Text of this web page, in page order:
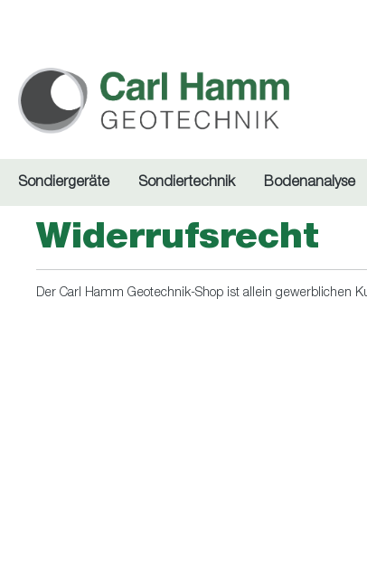
Sondiergeräte Sondiertechnik Bodenanalyse
Widerrufsrecht
Der Carl Hamm Geotechnik-Shop ist allein gewerblichen